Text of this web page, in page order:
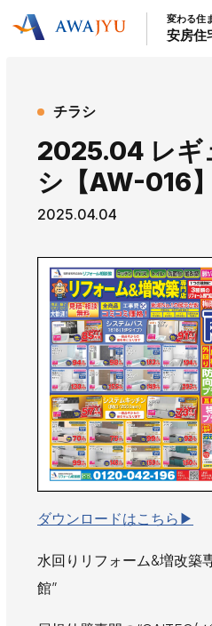
リフォーム事業 外装事業
不動産事業
インテリア事
大型物件事業
安房住宅について
社長挨拶 企業情報
スタッフ紹介
お知らせ
社長ブログ イベント
AWAJYUブログ
安房住
大型工事施工事例
採用情報
新卒・第二新卒採用 アル
協力会社募集
変わる住
安房住
チラシ
2025.04 レギ
シ【AW-016】
2025.04.04
ダウンロードはこちら▶︎
水回りリフォーム&増改築
館”